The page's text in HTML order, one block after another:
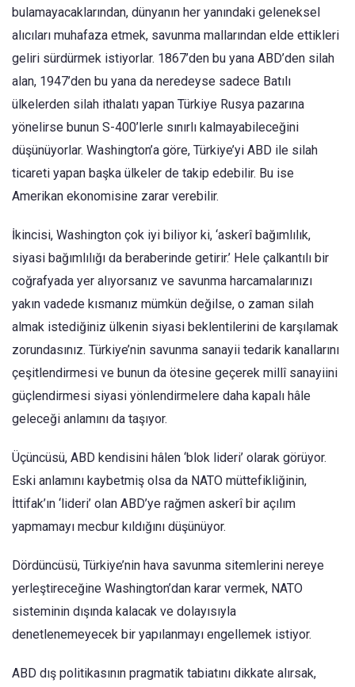
bulamayacaklarından, dünyanın her yanındaki geleneksel
alıcıları muhafaza etmek, savunma mallarından elde ettikleri
geliri sürdürmek istiyorlar. 1867’den bu yana ABD’den silah
alan, 1947’den bu yana da neredeyse sadece Batılı
ülkelerden silah ithalatı yapan Türkiye Rusya pazarına
yönelirse bunun S-400’lerle sınırlı kalmayabileceğini
düşünüyorlar. Washington’a göre, Türkiye’yi ABD ile silah
ticareti yapan başka ülkeler de takip edebilir. Bu ise
Amerikan ekonomisine zarar verebilir.
İkincisi, Washington çok iyi biliyor ki, ‘askerî bağımlılık,
siyasi bağımlılığı da beraberinde getirir.’ Hele çalkantılı bir
coğrafyada yer alıyorsanız ve savunma harcamalarınızı
yakın vadede kısmanız mümkün değilse, o zaman silah
almak istediğiniz ülkenin siyasi beklentilerini de karşılamak
zorundasınız. Türkiye’nin savunma sanayii tedarik kanallarını
çeşitlendirmesi ve bunun da ötesine geçerek millî sanayiini
güçlendirmesi siyasi yönlendirmelere daha kapalı hâle
geleceği anlamını da taşıyor.
Üçüncüsü, ABD kendisini hâlen ‘blok lideri’ olarak görüyor.
Eski anlamını kaybetmiş olsa da NATO müttefikliğinin,
İttifak’ın ‘lideri’ olan ABD’ye rağmen askerî bir açılım
yapmamayı mecbur kıldığını düşünüyor.
Dördüncüsü, Türkiye’nin hava savunma sitemlerini nereye
yerleştireceğine Washington’dan karar vermek, NATO
sisteminin dışında kalacak ve dolayısıyla
denetlenemeyecek bir yapılanmayı engellemek istiyor.
ABD dış politikasının pragmatik tabiatını dikkate alırsak,